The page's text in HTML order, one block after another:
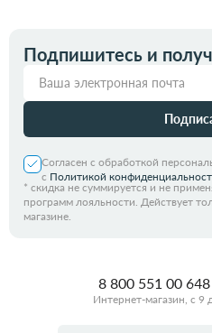
Подпишитесь и
Согласен с обработкой
с Политикой
* скидка не суммируется и не
программ лояльности. Действует
магазине.
8 800 551 00 64
Интернет-магазин, с 9